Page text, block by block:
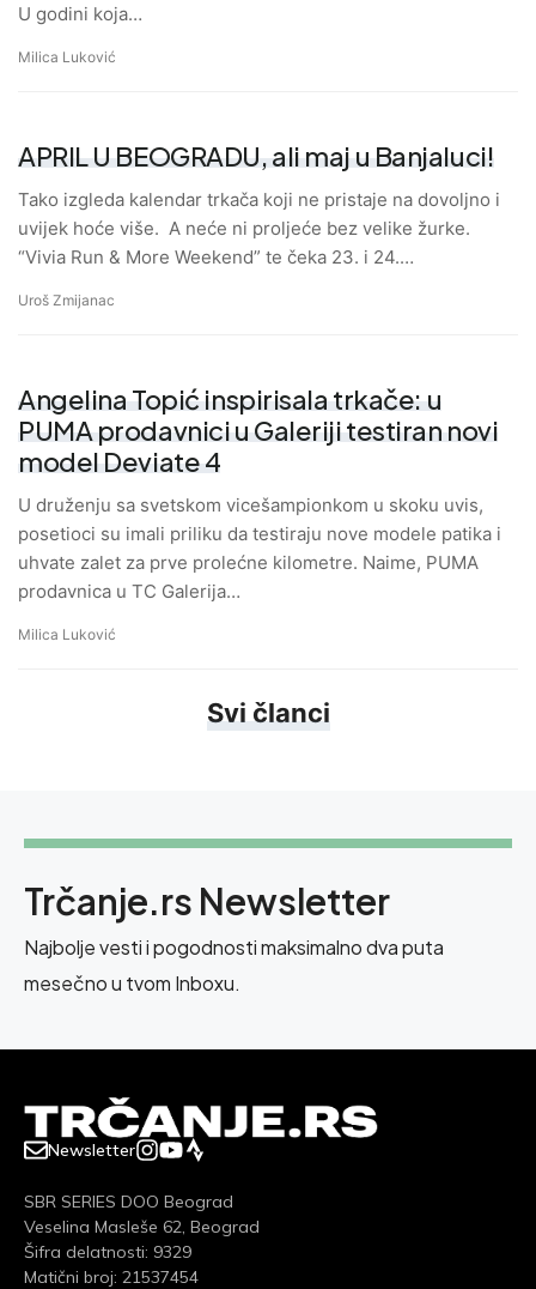
U godini koja…
Milica Luković
APRIL U BEOGRADU, ali maj u Banjaluci!
Tako izgleda kalendar trkača koji ne pristaje na dovoljno i
uvijek hoće više. A neće ni proljeće bez velike žurke.
“Vivia Run & More Weekend” te čeka 23. i 24.…
Uroš Zmijanac
Angelina Topić inspirisala trkače: u
PUMA prodavnici u Galeriji testiran novi
model Deviate 4
U druženju sa svetskom vicešampionkom u skoku uvis,
posetioci su imali priliku da testiraju nove modele patika i
uhvate zalet za prve prolećne kilometre. Naime, PUMA
prodavnica u TC Galerija…
Milica Luković
Svi članci
Trčanje.rs Newsletter
Najbolje vesti i pogodnosti maksimalno dva puta
mesečno u tvom Inboxu.
Newsletter
SBR SERIES DOO Beograd
Veselina Masleše 62, Beograd
Šifra delatnosti: 9329
Matični broj: 21537454